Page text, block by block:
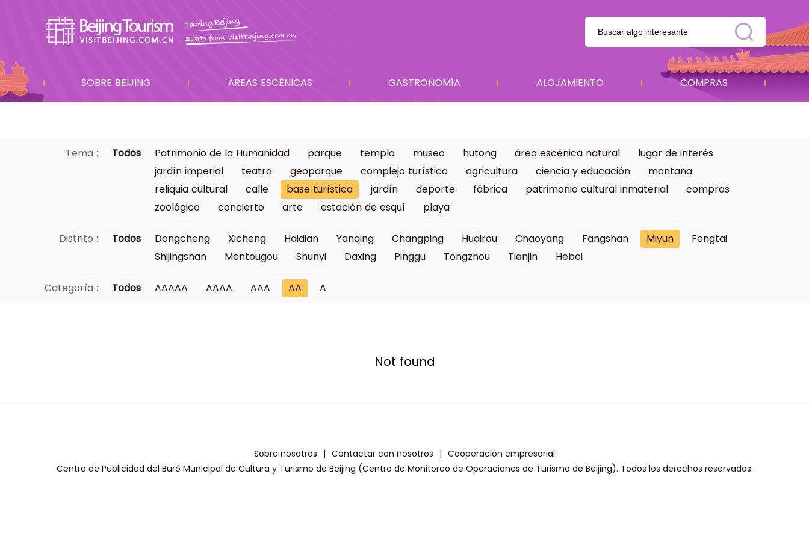
SOBRE BEIJING ÁREAS ESCÉNICAS GASTRONOMÍA ALOJAMIENTO COMPRAS
Tema : Todos Patrimonio de la Humanidad parque templo museo hutong área escénica natural
lugar de interés
jardín imperial
teatro geoparque complejo turístico agricultura ciencia y educación
montaña
reliquia cultural
calle base turística jardín deporte fábrica patrimonio cultural inmaterial
compras
zoológico
concierto arte estación de esquí playa
Distrito : Todos Dongcheng Xicheng Haidian Yanqing Changping Huairou Chaoyang Fangshan Miyun
Fengtai
Shijingshan
Mentougou Shunyi Daxing Pinggu Tongzhou Tianjin Hebei
Categoría : Todos AAAAA AAAA AAA AA A
Not found
Sobre nosotros | Contactar con nosotros | Cooperación empresarial
Centro de Publicidad del Buró Municipal de Cultura y Turismo de Beijing (Centro de Monitoreo de Operaciones de Turismo de Beijing). Todos los derechos reservados.